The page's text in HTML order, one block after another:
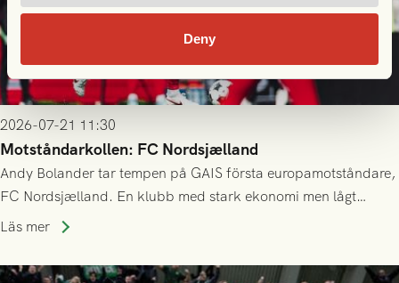
Deny
2026-07-21 11:30
Motståndarkollen: FC Nordsjælland
Andy Bolander tar tempen på GAIS första europamotståndare,
FC Nordsjælland. En klubb med stark ekonomi men lågt
publiksnitt, ett lag med både kollektiv styrka och individuell
Läs mer